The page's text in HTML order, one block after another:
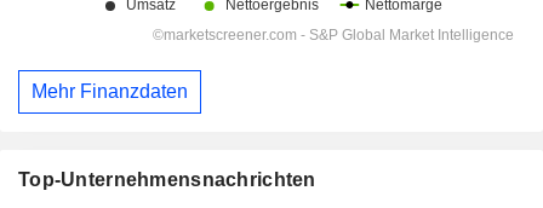
Mehr Finanzdaten
Top-Unternehmensnachrichten